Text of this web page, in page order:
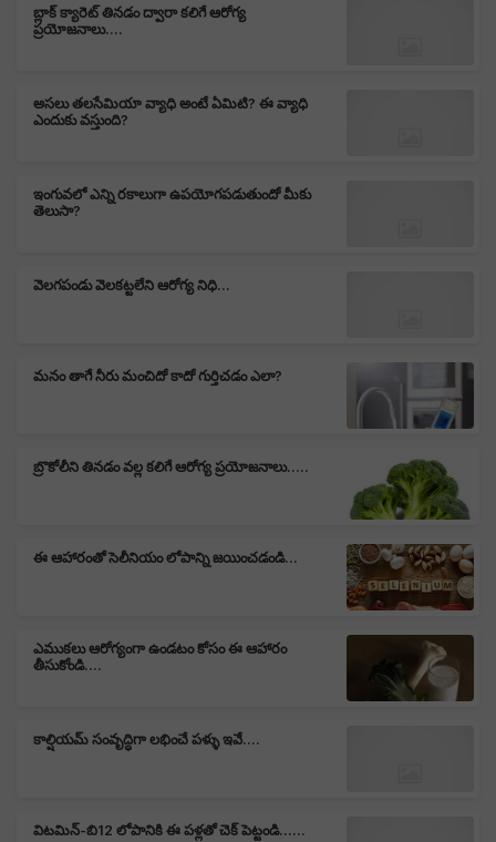
బ్లాక్ క్యారెట్ తినడం ద్వారా కలిగే ఆరోగ్య
ప్రయోజనాలు....
అసలు తలసేమియా వ్యాధి అంటే ఏమిటి? ఈ వ్యాధి
ఎందుకు వస్తుంది?
ఇంగువలో ఎన్ని రకాలుగా ఉపయోగపడుతుందో మీకు
తెలుసా?
వెలగపండు వెలకట్టలేని ఆరోగ్య నిధి...
మనం తాగే నీరు మంచిదో కాదో గుర్తిచడం ఎలా?
బ్రొకోలీని తినడం వల్ల కలిగే ఆరోగ్య ప్రయోజనాలు.....
ఈ ఆహారంతో సెలీనియం లోపాన్ని జయించడండి...
ఎముకలు ఆరోగ్యంగా ఉండటం కోసం ఈ ఆహారం
తీసుకోండి....
కాల్షియమ్ సంవృద్ధిగా లభించే పళ్ళు ఇవే....
విటమిన్-బి12 లోపానికి ఈ పళ్లతో చెక్ పెట్టండి......